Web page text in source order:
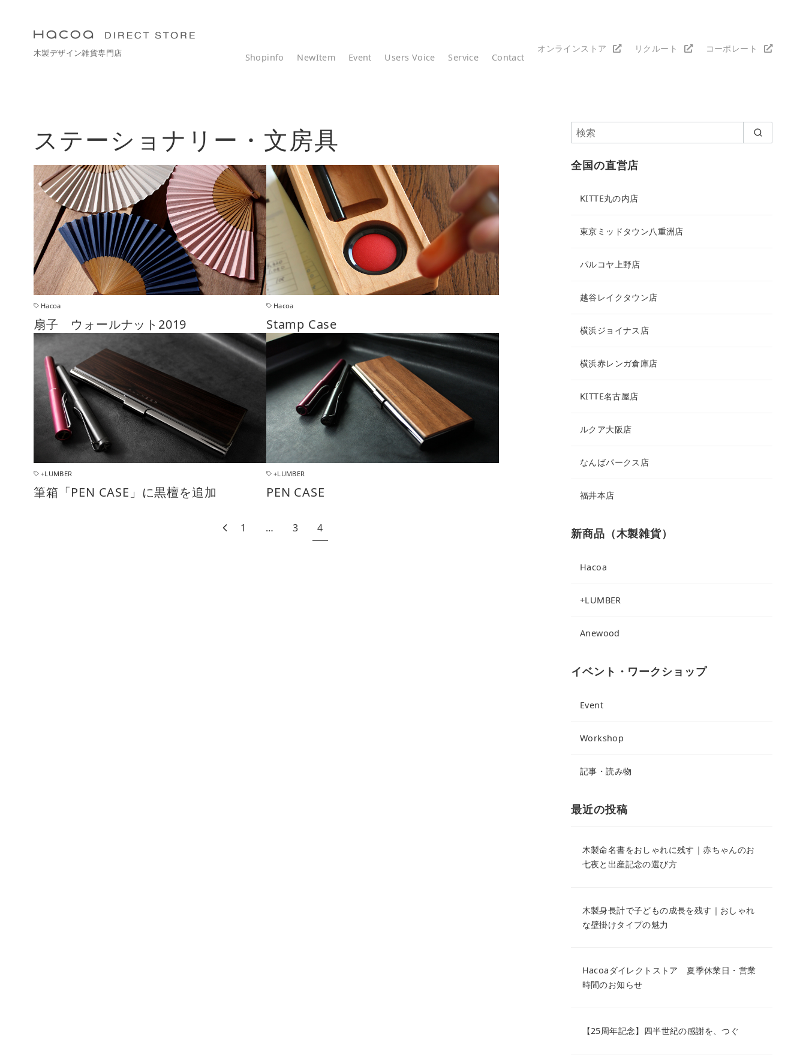
木製デザイン雑貨専門店 Shopinfo NewItem Event Users Voice Service Contact
オンラインストア リクルート コーポレート
ステーショナリー・文房具
Hacoa
扇子 ウォールナット2019
Hacoa
Stamp Case
+LUMBER
筆箱「PEN CASE」に黒檀を追加
+LUMBER
PEN CASE
1 … 3 4
全国の直営店
KITTE丸の内店
東京ミッドタウン八重洲店
パルコヤ上野店
越谷レイクタウン店
横浜ジョイナス店
横浜赤レンガ倉庫店
KITTE名古屋店
ルクア大阪店
なんばパークス店
福井本店
新商品（木製雑貨）
Hacoa
+LUMBER
Anewood
イベント・ワークショップ
Event
Workshop
記事・読み物
最近の投稿
木製命名書をおしゃれに残す｜赤ちゃんのお
七夜と出産記念の選び方
木製身長計で子どもの成長を残す｜おしゃれ
な壁掛けタイプの魅力
Hacoaダイレクトストア 夏季休業日・営業
時間のお知らせ
【25周年記念】四半世紀の感謝を、つぐ